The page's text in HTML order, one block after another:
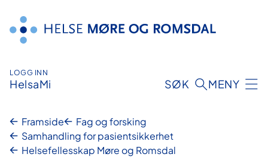
innhald
LOGG INN
HelsaMi SØK MENY
Framside
Fag og forsking
Samhandling for pasientsikkerhet
Helsefellesskap Møre og Romsdal